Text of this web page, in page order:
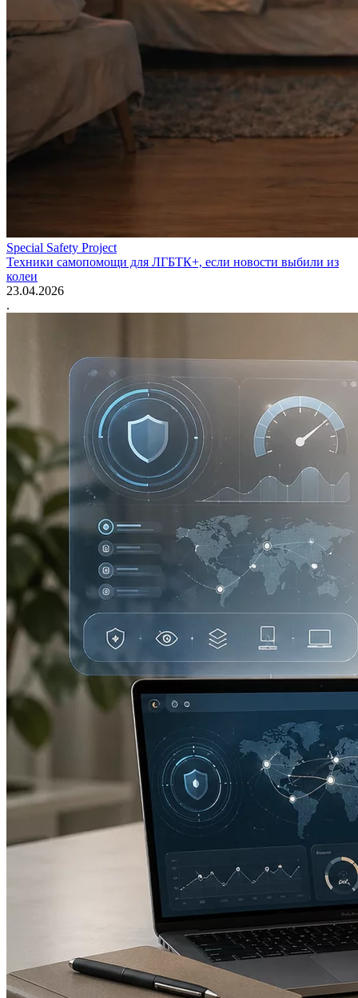
Special Safety Project
Техники самопомощи для ЛГБТК+, если новости выбили из
колеи
23.04.2026
.